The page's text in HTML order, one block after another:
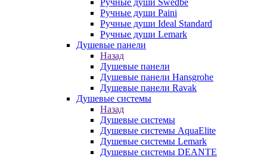
Ручные души Swedbe
Ручные души Paini
Ручные души Ideal Standard
Ручные души Lemark
Душевые панели
Назад
Душевые панели
Душевые панели Hansgrohe
Душевые панели Ravak
Душевые системы
Назад
Душевые системы
Душевые системы AquaElite
Душевые системы Lemark
Душевые системы DEANTE